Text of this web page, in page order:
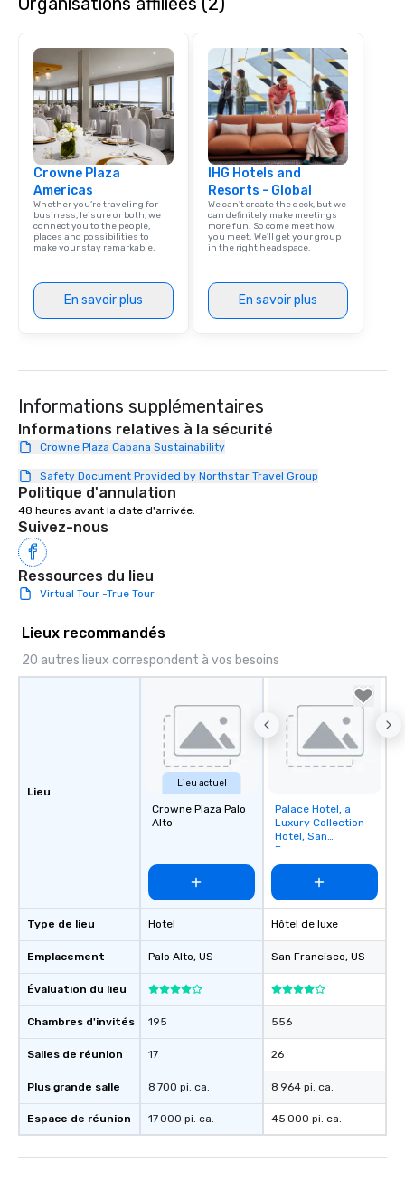
Favorites" can also be brought to your
office, hotel or meeting space.
Crowne Plaza
Americas
Whether you’re traveling for
business, leisure or both, we
connect you to the people,
places and possibilities to
make your stay remarkable.
En savoir plus
IHG Hotels and
Resorts - Global
We can't create the deck, but we
can definitely make meetings
more fun. So come meet how
you meet. We'll get your group
in the right headspace.
En savoir plus
Informations supplémentaires
Informations relatives à la sécurité
Crowne Plaza Cabana Sustainability
Safety Document Provided by Northstar Travel Group
Politique d'annulation
48 heures avant la date d'arrivée.
Suivez-nous
Ressources du lieu
Virtual Tour -True Tour
Lieux recommandés
20 autres lieux correspondent à vos besoins
Lieu
Type de lieu
Emplacement
Évaluation du lieu
Chambres d'invités
Salles de réunion
Plus grande salle
Espace de réunion
Lieu actuel
Crowne Plaza Palo
Alto
Hotel
Palo Alto, US
195
17
8 700 pi. ca.
17 000 pi. ca.
Removed from
favorites
Palace Hotel, a
Luxury Collection
Hotel, San
Francisco
Hôtel de luxe
San Francisco, US
556
26
8 964 pi. ca.
45 000 pi. ca.